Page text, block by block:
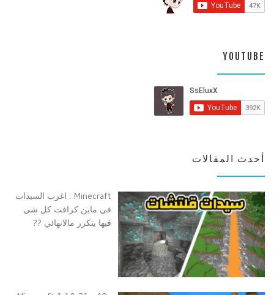
YOUTUBE
أحدث المقالات
Minecraft : اغرب السيدات
في ماين كرافت كل شي
فيها يتكرر مالانهائي ??